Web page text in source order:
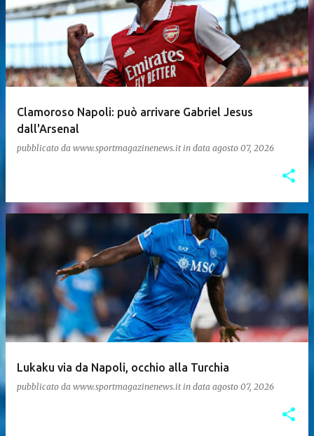
Clamoroso Napoli: può arrivare Gabriel Jesus
dall'Arsenal
pubblicato da www.sportmagazinenews.it in data agosto 07, 2026
Lukaku via da Napoli, occhio alla Turchia
pubblicato da www.sportmagazinenews.it in data agosto 07, 2026